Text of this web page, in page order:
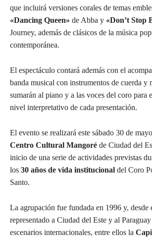
que incluirá versiones corales de temas
«Dancing Queen» de Abba y «Don’t Stop
Journey, además de clásicos de la música
contemporánea.
El espectáculo contará además con el
banda musical con instrumentos de cuerda y
sumarán al piano y a las voces del coro para
nivel interpretativo de cada presentación.
El evento se realizará este sábado 30 de
Centro Cultural Mangoré de Ciudad del
inicio de una serie de actividades previstas
los 30 años de vida institucional del Coro
Santo.
La agrupación fue fundada en 1996 y, desde
representado a Ciudad del Este y al
escenarios internacionales, entre ellos la